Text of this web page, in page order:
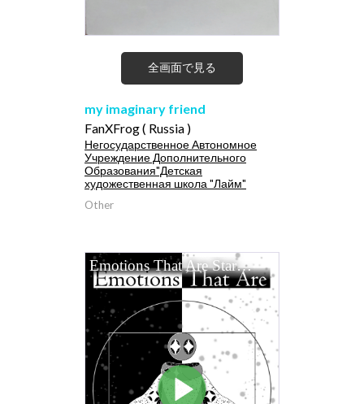
全画面で見る
my imaginary friend
FanXFrog ( Russia )
Негосударственное Автономное
Учреждение Дополнительного
Образования"Детская
художественная школа "Лайм"
Other